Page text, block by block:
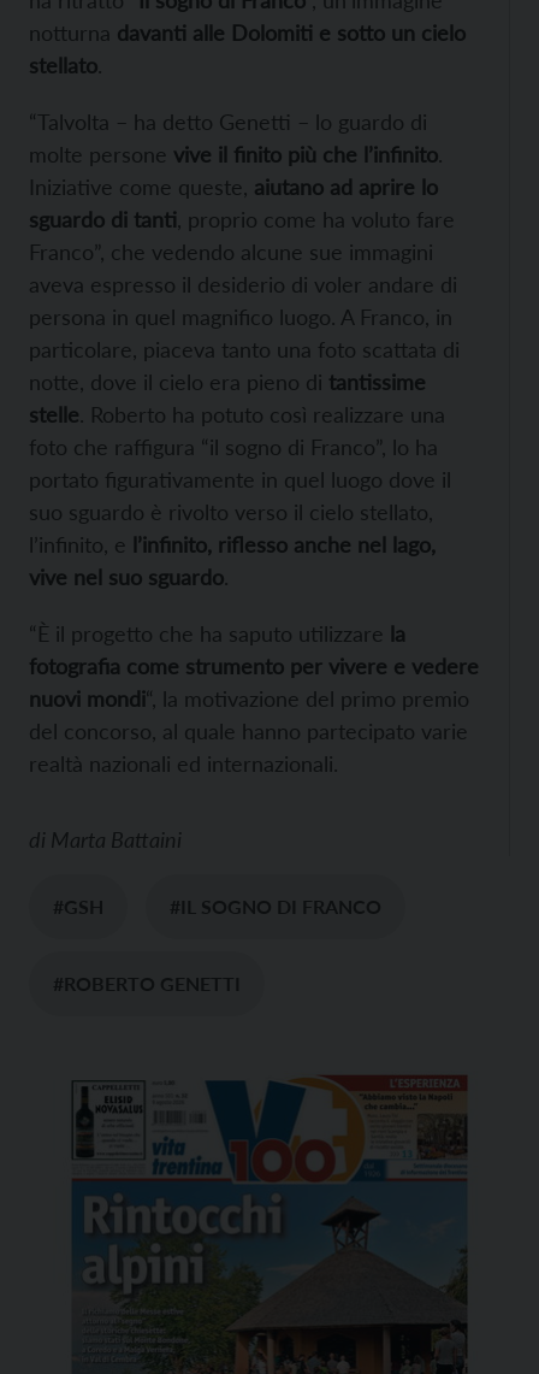
notturna davanti alle Dolomiti e sotto un cielo
stellato.
“Talvolta – ha detto Genetti – lo guardo di
molte persone vive il finito più che l’infinito.
Iniziative come queste, aiutano ad aprire lo
sguardo di tanti , proprio come ha voluto fare
Franco”, che vedendo alcune sue immagini
aveva espresso il desiderio di voler andare di
persona in quel magnifico luogo. A Franco, in
particolare, piaceva tanto una foto scattata di
notte, dove il cielo era pieno di tantissime
stelle. Roberto ha potuto così realizzare una
foto che raffigura “il sogno di Franco”, lo ha
portato figurativamente in quel luogo dove il
suo sguardo è rivolto verso il cielo stellato,
l’infinito, e l’infinito, riflesso anche nel lago,
vive nel suo sguardo.
“È il progetto che ha saputo utilizzare la
fotografia come strumento per vivere e vedere
nuovi mondi“, la motivazione del primo premio
del concorso, al quale hanno partecipato varie
realtà nazionali ed internazionali.
di Marta Battaini
#GSH #IL SOGNO DI FRANCO
#ROBERTO GENETTI